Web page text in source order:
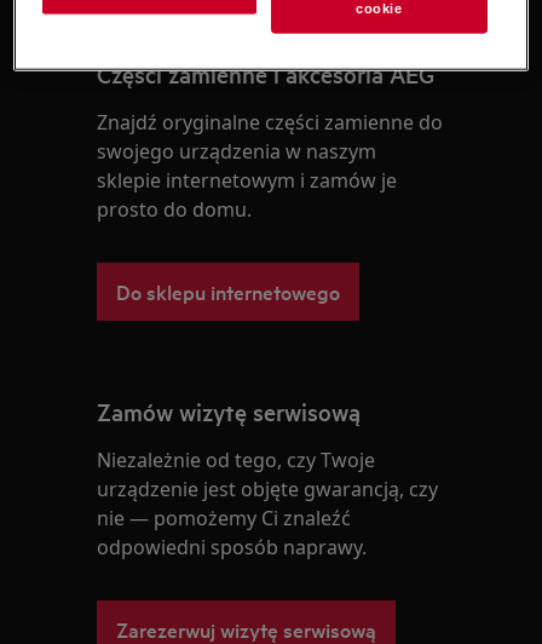
Części zamienne i akcesoria AEG
Znajdź oryginalne części zamienne do
swojego urządzenia w naszym
sklepie internetowym i zamów je
prosto do domu.
Do sklepu internetowego
Zamów wizytę serwisową
Niezależnie od tego, czy Twoje
urządzenie jest objęte gwarancją, czy
nie — pomożemy Ci znaleźć
odpowiedni sposób naprawy.
Zarezerwuj wizytę serwisową
cookie